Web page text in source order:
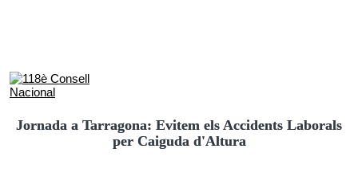
Jornada a Tarragona: Evitem els Accidents Laborals
per Caiguda d'Altura